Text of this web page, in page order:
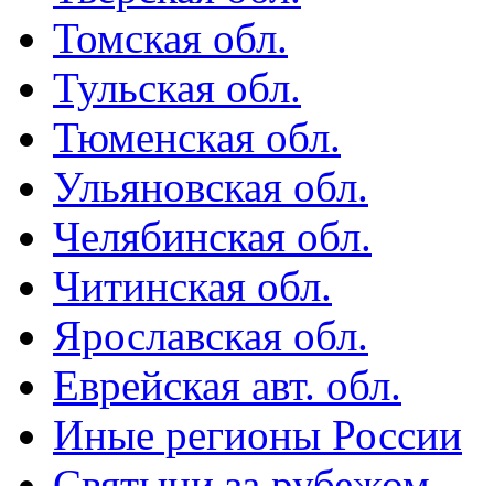
Томская обл.
Тульская обл.
Тюменская обл.
Ульяновская обл.
Челябинская обл.
Читинская обл.
Ярославская обл.
Еврейская авт. обл.
Иные регионы России